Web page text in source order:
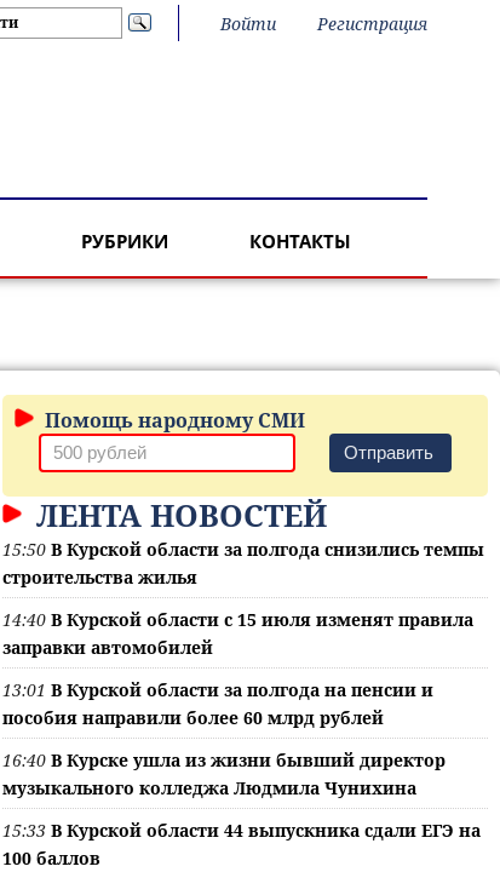
Войти Регистрация
РУБРИКИ КОНТАКТЫ
Помощь народному СМИ
Отправить
ЛЕНТА НОВОСТЕЙ
15:50 В Курской области за полгода снизились темпы
строительства жилья
14:40 В Курской области с 15 июля изменят правила
заправки автомобилей
13:01 В Курской области за полгода на пенсии и
пособия направили более 60 млрд рублей
16:40 В Курске ушла из жизни бывший директор
музыкального колледжа Людмила Чунихина
15:33 В Курской области 44 выпускника сдали ЕГЭ на
100 баллов